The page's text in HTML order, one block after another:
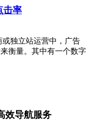
击率
独立站运营中，广告
衡量。其中有一个数字
效导航服务